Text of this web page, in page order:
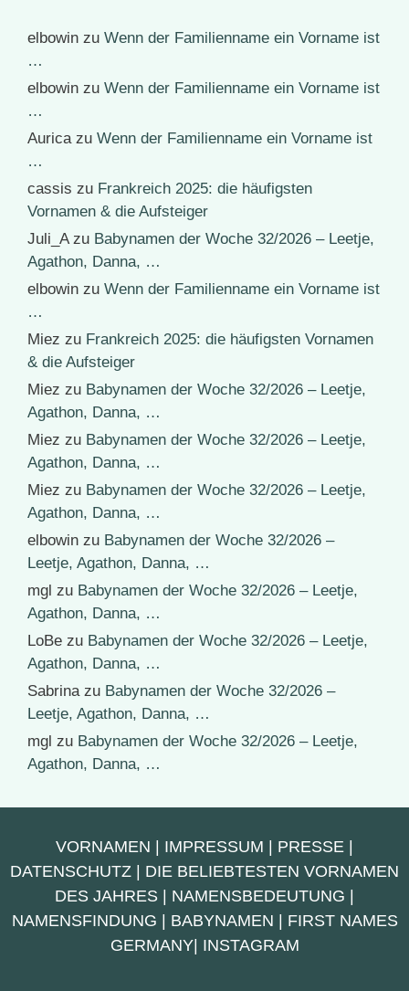
elbowin zu Wenn der Familienname ein Vorname ist
…
elbowin zu Wenn der Familienname ein Vorname ist
…
Auricazu Wenn der Familienname ein Vorname ist
…
cassis zu Frankreich 2025: die häufigsten
Vornamen & die Aufsteiger
Juli_Azu Babynamen der Woche 32/2026 – Leetje,
Agathon, Danna, …
elbowin zu Wenn der Familienname ein Vorname ist
…
Miez zu Frankreich 2025: die häufigsten Vornamen
& die Aufsteiger
Miez zu Babynamen der Woche 32/2026 – Leetje,
Agathon, Danna, …
Miez zu Babynamen der Woche 32/2026 – Leetje,
Agathon, Danna, …
Miez zu Babynamen der Woche 32/2026 – Leetje,
Agathon, Danna, …
elbowin zu Babynamen der Woche 32/2026 –
Leetje, Agathon, Danna, …
mgl zu Babynamen der Woche 32/2026 – Leetje,
Agathon, Danna, …
LoBe zu Babynamen der Woche 32/2026 – Leetje,
Agathon, Danna, …
Sabrinazu Babynamen der Woche 32/2026 –
Leetje, Agathon, Danna, …
mgl zu Babynamen der Woche 32/2026 – Leetje,
Agathon, Danna, …
VORNAMEN IMPRESSUM PRESSE
DATENSCHUTZ
DIE BELIEBTESTEN VORNAMEN
DES JAHRES
NAMENSBEDEUTUNG
NAMENSFINDUNG
BABYNAMEN
FIRST NAMES
GERMANY| INSTAGRAM